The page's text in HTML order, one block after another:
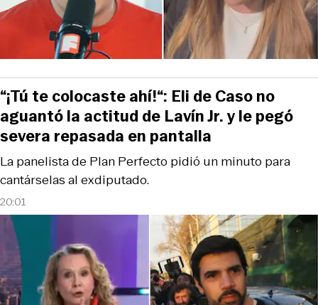
20:01
La panelista de Plan Perfecto pidió un minuto para
cantárselas al exdiputado.
“¡Tú te colocaste ahí!“: Eli de Caso no
aguantó la actitud de Lavín Jr. y le pegó
severa repasada en pantalla